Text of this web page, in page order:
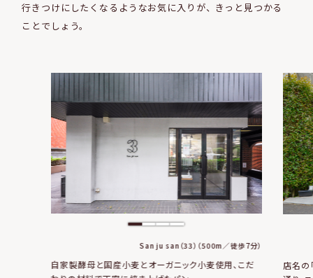
行きつけにしたくなるようなお気に入りが、きっと見つかる
ことでしょう。
San ju san（33）（500m／徒歩7分）
自家製酵母と国産小麦とオーガニック小麦使用、 こだ
店名の